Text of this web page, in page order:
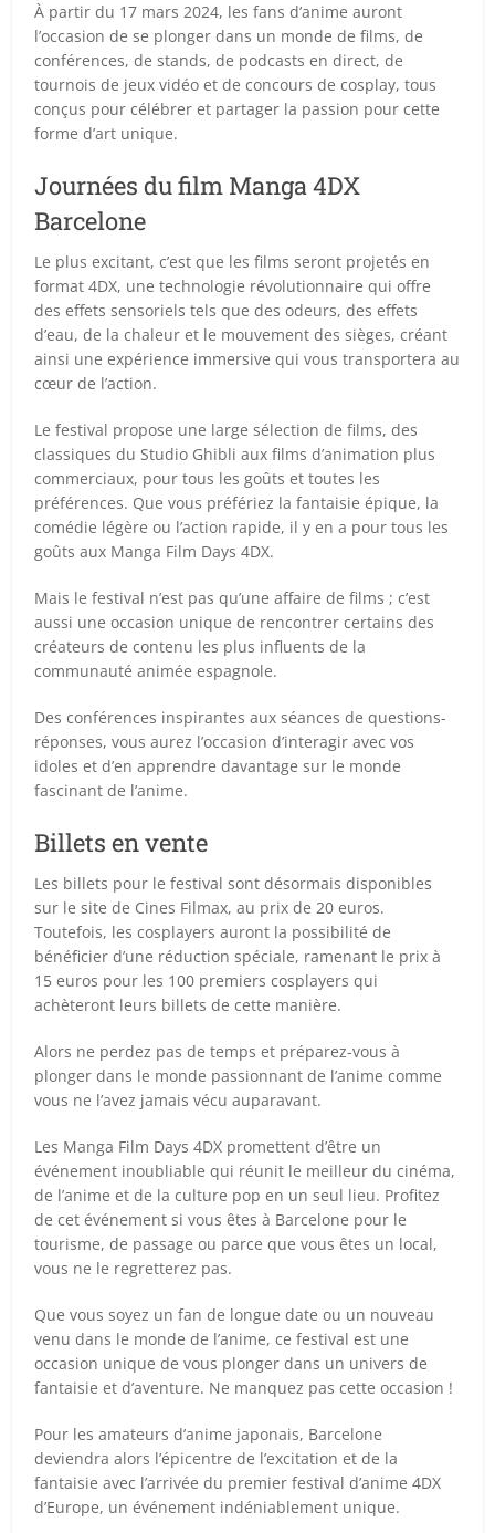
À partir du 17 mars 2024, les fans d’anime auront
l’occasion de se plonger dans un monde de films, de
conférences, de stands, de podcasts en direct, de
tournois de jeux vidéo et de concours de cosplay, tous
conçus pour célébrer et partager la passion pour cette
forme d’art unique.
Journées du film Manga 4DX
Barcelone
Le plus excitant, c’est que les films seront projetés en
format 4DX, une technologie révolutionnaire qui offre
des effets sensoriels tels que des odeurs, des effets
d’eau, de la chaleur et le mouvement des sièges, créant
ainsi une expérience immersive qui vous transportera au
cœur de l’action.
Le festival propose une large sélection de films, des
classiques du Studio Ghibli aux films d’animation plus
commerciaux, pour tous les goûts et toutes les
préférences. Que vous préfériez la fantaisie épique, la
comédie légère ou l’action rapide, il y en a pour tous les
goûts aux Manga Film Days 4DX.
Mais le festival n’est pas qu’une affaire de films ; c’est
aussi une occasion unique de rencontrer certains des
créateurs de contenu les plus influents de la
communauté animée espagnole.
Des conférences inspirantes aux séances de questions-
réponses, vous aurez l’occasion d’interagir avec vos
idoles et d’en apprendre davantage sur le monde
fascinant de l’anime.
Billets en vente
Les billets pour le festival sont désormais disponibles
sur le site de Cines Filmax, au prix de 20 euros.
Toutefois, les cosplayers auront la possibilité de
bénéficier d’une réduction spéciale, ramenant le prix à
15 euros pour les 100 premiers cosplayers qui
achèteront leurs billets de cette manière.
Alors ne perdez pas de temps et préparez-vous à
plonger dans le monde passionnant de l’anime comme
vous ne l’avez jamais vécu auparavant.
Les Manga Film Days 4DX promettent d’être un
événement inoubliable qui réunit le meilleur du cinéma,
de l’anime et de la culture pop en un seul lieu. Profitez
de cet événement si vous êtes à Barcelone pour le
tourisme, de passage ou parce que vous êtes un local,
vous ne le regretterez pas.
Que vous soyez un fan de longue date ou un nouveau
venu dans le monde de l’anime, ce festival est une
occasion unique de vous plonger dans un univers de
fantaisie et d’aventure. Ne manquez pas cette occasion !
Pour les amateurs d’anime japonais, Barcelone
deviendra alors l’épicentre de l’excitation et de la
fantaisie avec l’arrivée du premier festival d’anime 4DX
d’Europe, un événement indéniablement unique.